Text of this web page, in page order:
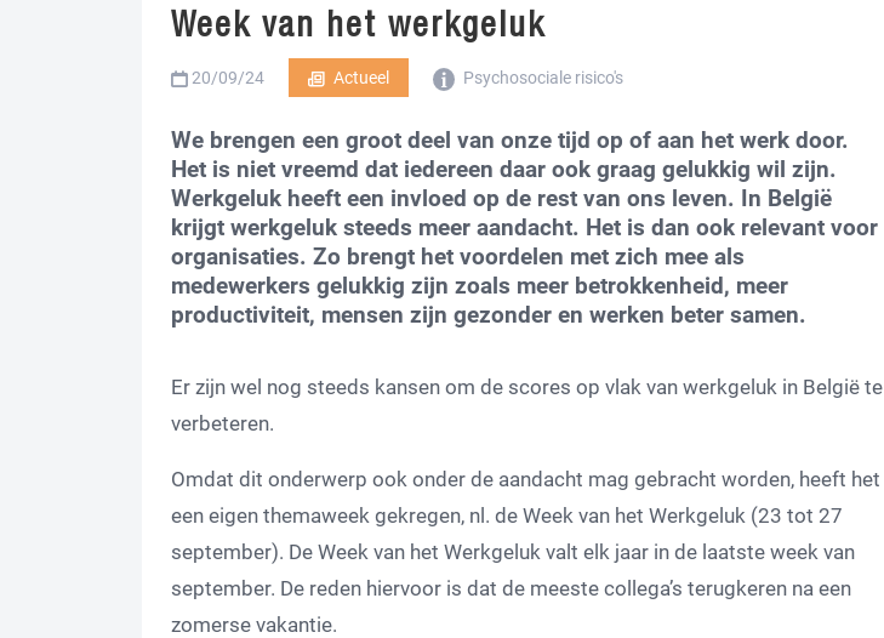
Week van het werkgeluk
20/09/24 Actueel Psychosociale risico's
We brengen een groot deel van onze tijd op of aan het werk door.
Het is niet vreemd dat iedereen daar ook graag gelukkig wil zijn.
Werkgeluk heeft een invloed op de rest van ons leven. In België
krijgt werkgeluk steeds meer aandacht. Het is dan ook relevant voor
organisaties. Zo brengt het voordelen met zich mee als
medewerkers gelukkig zijn zoals meer betrokkenheid, meer
productiviteit, mensen zijn gezonder en werken beter samen.
Er zijn wel nog steeds kansen om de scores op vlak van werkgeluk in België te
verbeteren.
Omdat dit onderwerp ook onder de aandacht mag gebracht worden, heeft het
een eigen themaweek gekregen, nl. de Week van het Werkgeluk (23 tot 27
september). De Week van het Werkgeluk valt elk jaar in de laatste week van
september. De reden hiervoor is dat de meeste collega’s terugkeren na een
zomerse vakantie.